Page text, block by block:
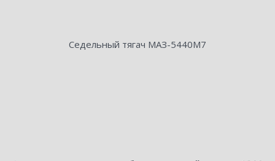
Седельный тягач МАЗ-5440М7